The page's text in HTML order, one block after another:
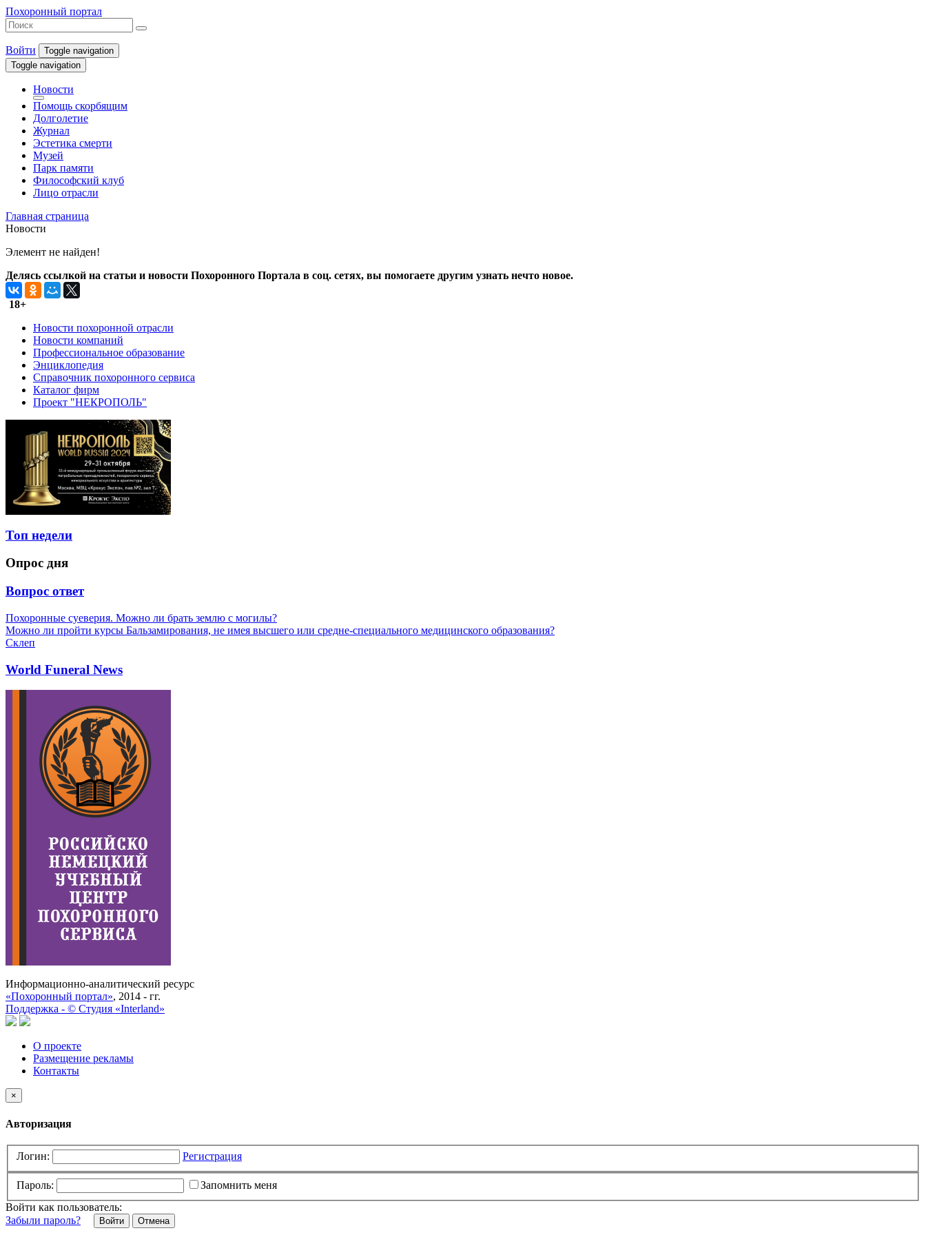
Похоронный портал
Войти
Toggle navigation
Toggle navigation
Новости
Помощь скорбящим
Долголетие
Журнал
Эстетика смерти
Музей
Парк памяти
Философский клуб
Лицо отрасли
Главная страница
Новости
Элемент не найден!
Делясь ссылкой на статьи и новости Похоронного Портала в соц. сетях, вы помогаете другим узнать нечто новое.
18+
Новости похоронной отрасли
Новости компаний
Профессиональное образование
Энциклопедия
Справочник похоронного сервиса
Каталог фирм
Проект "НЕКРОПОЛЬ"
Топ недели
Опрос дня
Вопрос ответ
Похоронные суеверия. Можно ли брать землю с могилы?
Можно ли пройти курсы Бальзамирования, не имея высшего или средне-специального медицинского образования?
Склеп
World Funeral News
Информационно-аналитический ресурс
«Похоронный портал», 2014 - гг.
Поддержка - © Cтудия «Interland»
О проекте
Размещение рекламы
Контакты
×
Авторизация
Логин: Регистрация
Пароль:
Запомнить меня
Войти как пользователь:
Забыли пароль?
Отмена